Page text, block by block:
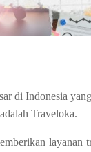
di Indonesia
Traveloka.
layanan